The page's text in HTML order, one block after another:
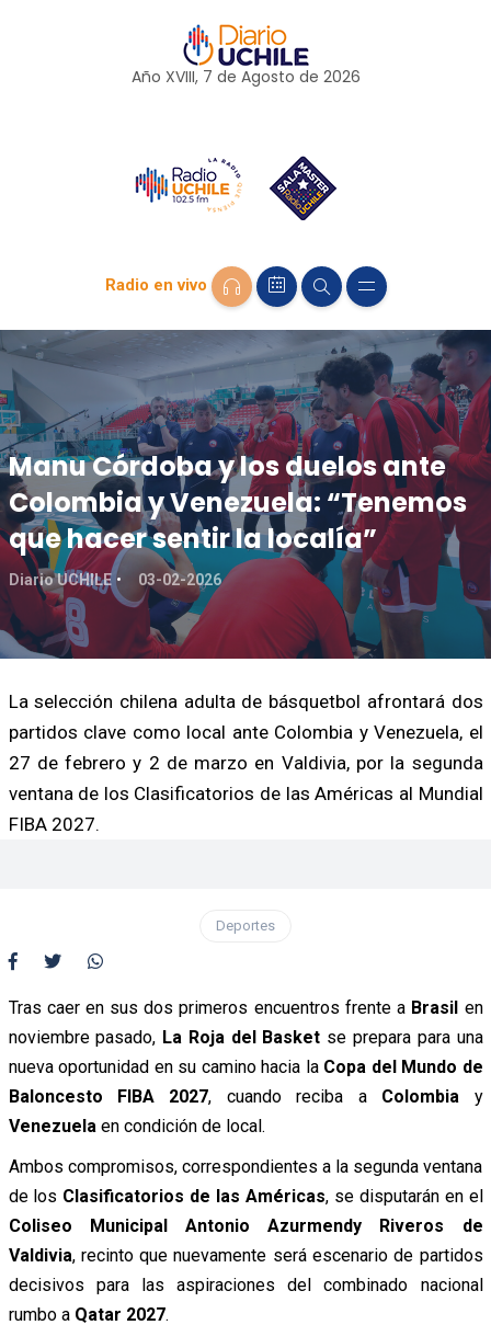
Año XVIII, 7 de Agosto de 2026
Radio en vivo
Manu Córdoba y los duelos ante
Colombia y Venezuela: “Tenemos
que hacer sentir la localía”
Diario UCHILE 03-02-2026
La selección chilena adulta de básquetbol afrontará dos
partidos clave como local ante Colombia y Venezuela, el
27 de febrero y 2 de marzo en Valdivia, por la segunda
ventana de los Clasificatorios de las Américas al Mundial
FIBA 2027.
Deportes
Tras caer en sus dos primeros encuentros frente a Brasil en
noviembre pasado, La Roja del Basket se prepara para una
nueva oportunidad en su camino hacia la Copa del Mundo de
Baloncesto FIBA 2027, cuando reciba a Colombia y
Venezuela en condición de local.
Ambos compromisos, correspondientes a la segunda ventana
de los Clasificatorios de las Américas, se disputarán en el
Coliseo Municipal Antonio Azurmendy Riveros de
Valdivia, recinto que nuevamente será escenario de partidos
decisivos para las aspiraciones del combinado nacional
rumbo a Qatar 2027.